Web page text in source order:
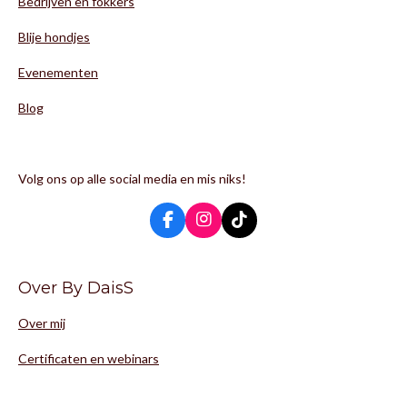
Blije hondjes
Evenementen
Blog
Volg ons op alle social media en mis niks!
F
a
I
n
T
i
Over By DaisS
Over mij
Certificaten en webinars